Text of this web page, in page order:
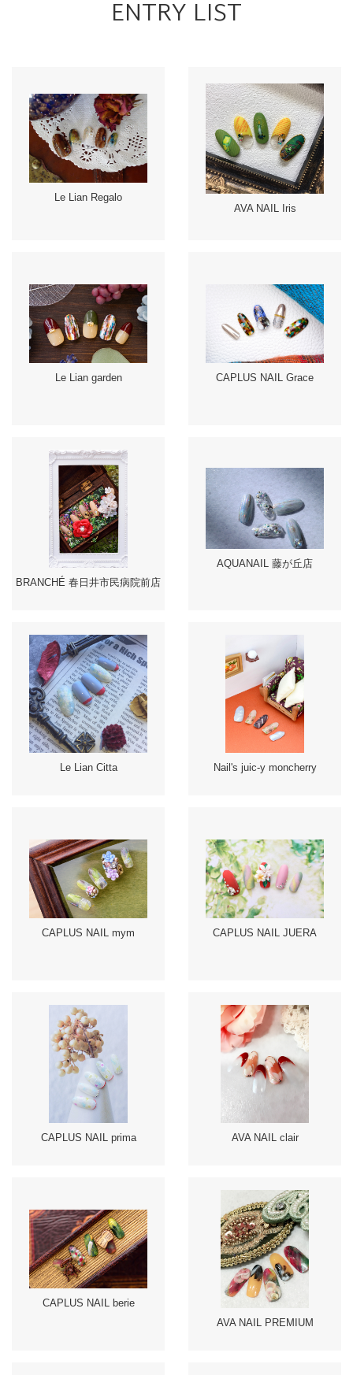
ENTRY LIST
Le Lian Regalo
AVA NAIL Iris
Le Lian garden CAPLUS NAIL Grace
BRANCHÉ 春日井市民病院前店
AQUANAIL 藤が丘店
Le Lian Citta Nail's juic-y moncherry
CAPLUS NAIL mym CAPLUS NAIL JUERA
CAPLUS NAIL prima AVA NAIL clair
CAPLUS NAIL berie
AVA NAIL PREMIUM